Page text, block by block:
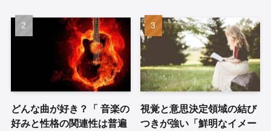
どんな曲が好き？「 音楽の
好みと性格の関連性は普遍
視覚と意思決定領域の結び
つきが強い「鮮明なイメー